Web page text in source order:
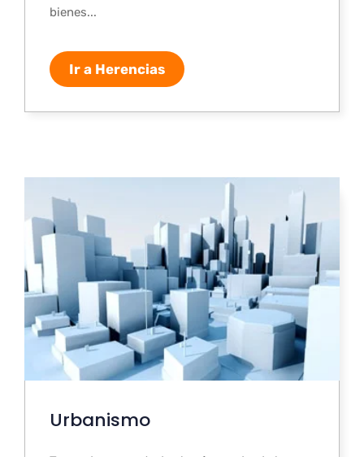
bienes...
Ir a Herencias
Urbanismo